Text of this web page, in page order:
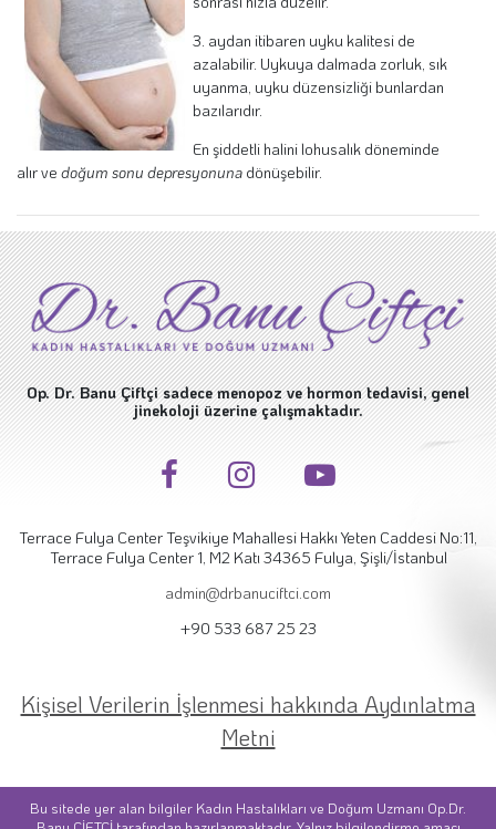
3. aydan itibaren uyku kalitesi de
azalabilir. Uykuya dalmada zorluk, sık
uyanma, uyku düzensizliği bunlardan
bazılarıdır.
En şiddetli halini lohusalık döneminde
alır ve doğum sonu depresyonuna dönüşebilir.
Op. Dr. Banu Çiftçi sadece menopoz ve hormon tedavisi, genel
jinekoloji üzerine çalışmaktadır.
Terrace Fulya Center Teşvikiye Mahallesi Hakkı Yeten Caddesi No:11,
Terrace Fulya Center 1, M2 Katı 34365 Fulya, Şişli/İstanbul
admin@drbanuciftci.com
+90 533 687 25 23
Kişisel Verilerin İşlenmesi hakkında Aydınlatma
Metni
Bu sitede yer alan bilgiler Kadın Hastalıkları ve Doğum Uzmanı Op.Dr.